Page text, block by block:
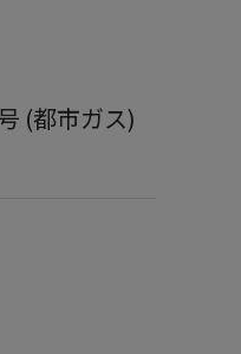
(都市ガス)